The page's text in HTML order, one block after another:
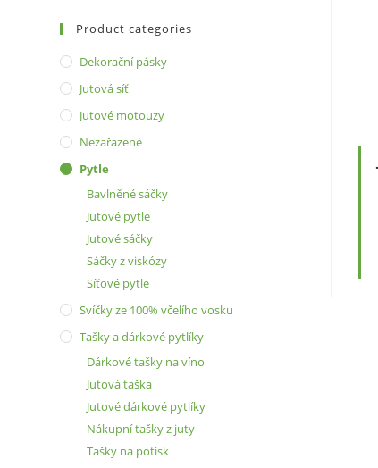
Product categories
Dekorační pásky
Jutová síť
Jutové motouzy
Nezařazené
Pytle
Bavlněné sáčky
Jutové pytle
Jutové sáčky
Sáčky z viskózy
Síťové pytle
Svíčky ze 100% včelího vosku
Tašky a dárkové pytlíky
Dárkové tašky na víno
Jutová taška
Jutové dárkové pytlíky
Nákupní tašky z juty
Tašky na potisk